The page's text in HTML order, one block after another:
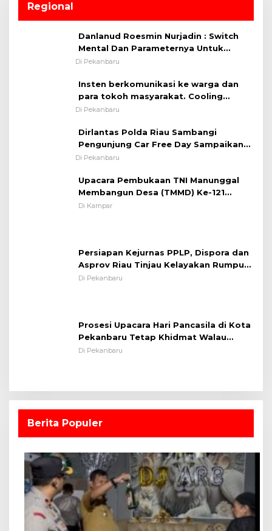
Regional
Danlanud Roesmin Nurjadin : Switch
Mental Dan Parameternya Untuk
Melaksanakan ✈
Di Pekanbaru
Insten berkomunikasi ke warga dan
para tokoh masyarakat. Cooling
System OMP LK ²024 Polsek Rumbai,
Pentingnya Memelihara dan Menjaga
Situasi Kondusif
Di Pekanbaru
Dirlantas Polda Riau Sambangi
Pengunjung Car Free Day Sampaikan
Pesan Edukasi Kamtibmas &
Di Pekanbaru
Upacara Pembukaan TNI Manunggal
Membangun Desa (TMMD) Ke-121
Kodim 0313/KPR Tahun 2024) ?
Di Kampar
Persiapan Kejurnas PPLP, Dispora dan
Asprov Riau Tinjau Kelayakan Rumput
Lapangan Sepakbola
Di Pekanbaru
Prosesi Upacara Hari Pancasila di Kota
Pekanbaru Tetap Khidmat Walau
Dalam Ruangan
Di Pekanbaru
Berita Populer